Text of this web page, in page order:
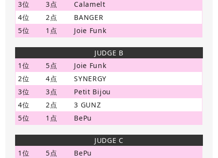
3位
3点
Calamelt
4位
2点
BANGER
5位
1点 Joie Funk
JUDGE B
1位
5点
Joie Funk
2位
4点
SYNERGY
3位
3点
Petit Bijou
4位
2点
3 GUNZ
5位
1点 BePu
JUDGE C
1位
5点
BePu